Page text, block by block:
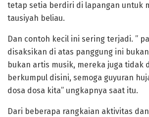
tetap setia berdiri di lapangan untuk
tausiyah beliau.
Dan contoh kecil ini sering terjadi. ”
disaksikan di atas panggung ini
bukan artis musik, mereka juga tidak
berkumpul disini, semoga guyuran
dosa dosa kita” ungkapnya saat itu.
Dari beberapa rangkaian aktivitas